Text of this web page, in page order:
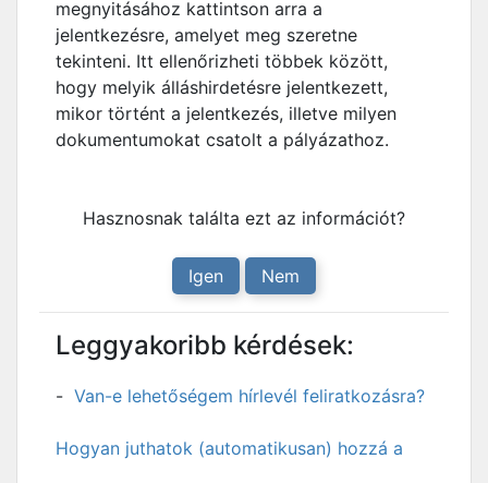
megnyitásához kattintson arra a
jelentkezésre, amelyet meg szeretne
tekinteni. Itt ellenőrizheti többek között,
hogy melyik álláshirdetésre jelentkezett,
mikor történt a jelentkezés, illetve milyen
dokumentumokat csatolt a pályázathoz.
Hasznosnak találta ezt az információt?
Igen Nem
Leggyakoribb kérdések:
Van-e lehetőségem hírlevél feliratkozásra?
Hogyan juthatok (automatikusan) hozzá a